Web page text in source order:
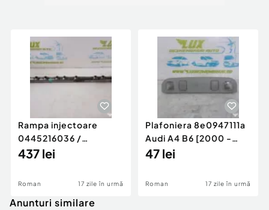
Rampa injectoare
0445216036 /
780542302 3.0 d 313
437 lei
Roman 17 zile în urmă
Plafoniera 8e0947111a
Audi A4 B6 [2000 -
2005]
47 lei
Roman 17 zile în urmă
Anunturi similare